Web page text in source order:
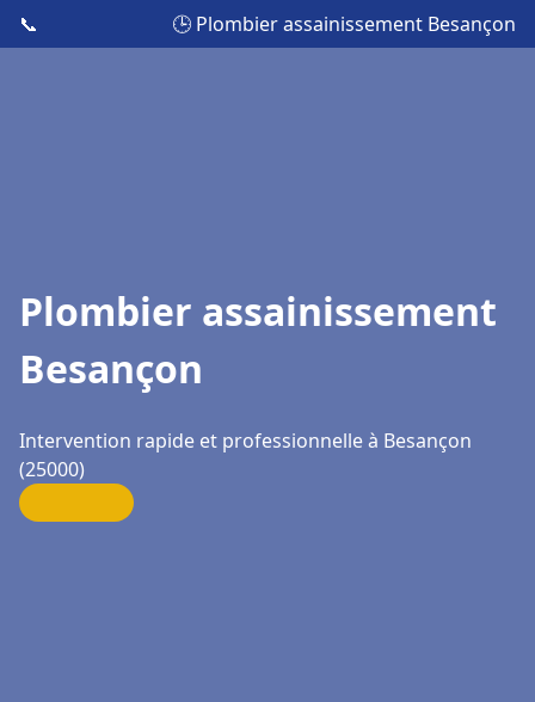
📞 🕒 Plombier assainissement Besançon
Plombier assainissement
Besançon
Intervention rapide et professionnelle à Besançon
(25000)